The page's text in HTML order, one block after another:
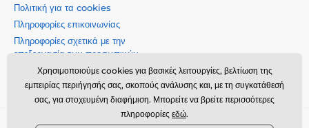
Πολιτική για τα cookies
Πληροφορίες επικοινωνίας
Πληροφορίες σχετικά με την
επεξεργασία των προσωπικών
δεδομένων
Σχετικά με την εταιρεία μας
Χρησιμοποιούμε cookies για βασικές λειτουργίες, βελτίωση της
εμπειρίας περιήγησής σας, σκοπούς ανάλυσης και, με τη συγκατάθεσή
σας, για στοχευμένη διαφήμιση. Μπορείτε να βρείτε περισσότερες
πληροφορίες εδώ.